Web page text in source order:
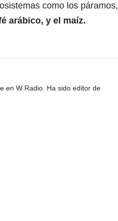
como los páramos,
arábico, y el maíz.
en W Radio. Ha sido editor de